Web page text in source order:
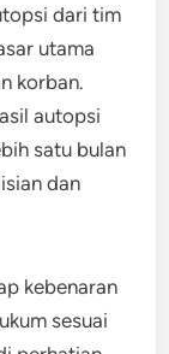
dari tim
utama
korban.
autopsi
satu bulan
dan
kebenaran
sesuai